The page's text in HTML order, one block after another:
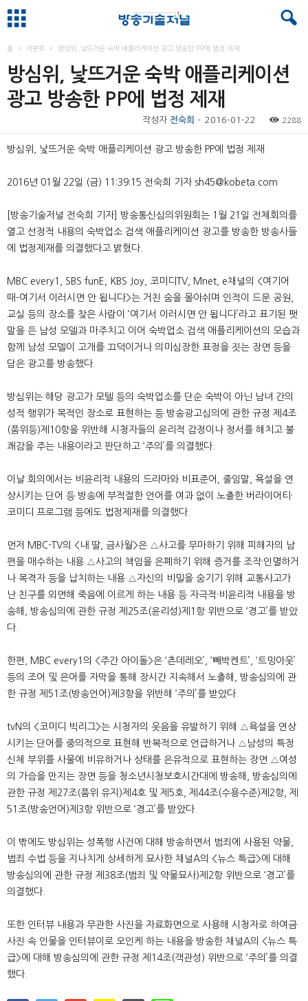
홈 미분류 방심위, 낯뜨거운 숙박 애플리케이션 광고 방송한 PP에 법정 제재
방심위, 낯뜨거운 숙박 애플리케이션
광고 방송한 PP에 법정 제재
작성자 전숙희 - 2016-01-22 2288
방심위, 낯뜨거운 숙박 애플리케이션 광고 방송한 PP에 법정 제재
2016년 01월 22일 (금) 11:39:15 전숙희 기자 sh45@kobeta.com
[방송기술저널 전숙희 기자] 방송통신심의위원회는 1월 21일 전체회의를
열고 선정적 내용의 숙박업소 검색 애플리케이션 광고를 방송한 방송사들
에 법정제재를 의결했다고 밝혔다.
MBC every1, SBS funE, KBS Joy, 코미디TV, Mnet, e채널의 <여기어
때-여기서 이러시면 안 됩니다>는 거친 숨을 몰아쉬며 인적이 드문 공원,
교실 등의 장소를 찾은 사람이 ‘여기서 이러시면 안 됩니다’라고 표기된 팻
말을 든 남성 모델과 마주치고 이어 숙박업소 검색 애플리케이션의 모습과
함께 남성 모델이 고개를 끄덕이거나 의미심장한 표정을 짓는 장면 등을
담은 광고를 방송했다.
방심위는 해당 광고가 모텔 등의 숙박업소를 단순 숙박이 아닌 남녀 간의
성적 행위가 목적인 장소로 표현하는 등 방송광고심의에 관한 규정 제4조
(품위등)제10항을 위반해 시청자들의 윤리적 감정이나 정서를 해치고 불
쾌감을 주는 내용이라고 판단하고 ‘주의’를 의결했다.
이날 회의에서는 비윤리적 내용의 드라마와 비표준어, 줄임말, 욕설을 연
상시키는 단어 등 방송에 부적절한 언어를 여과 없이 노출한 버라이어티·
코미디 프로그램 등에도 법정제재를 의결했다.
먼저 MBC-TV의 <내 딸, 금사월>은 △사고를 무마하기 위해 피해자의 남
편을 매수하는 내용 △사고의 책임을 은폐하기 위해 증거를 조작·인멸하거
나 목격자 등을 납치하는 내용 △자신의 비밀을 숨기기 위해 교통사고가
난 친구를 외면해 죽음에 이르게 하는 내용 등 자극적·비윤리적 내용을 방
송해, 방송심의에 관한 규정 제25조(윤리성)제1항 위반으로 ‘경고’를 받았
다.
한편, MBC every1의 <주간 아이돌>은 ‘츤데레오’, ‘빼박켄트’, ‘트밍아웃’
등의 조어 및 은어를 자막을 통해 장시간 지속해서 노출해, 방송심의에 관
한 규정 제51조(방송언어)제3항을 위반해 ‘주의’를 받았다.
tvN의 <코미디 빅리그>는 시청자의 웃음을 유발하기 위해 △욕설을 연상
시키는 단어를 중의적으로 표현해 반복적으로 언급하거나 △남성의 특정
신체 부위를 사물에 비유하거나 상태를 은유적으로 표현하는 장면 △여성
의 가슴을 만지는 장면 등을 청소년시청보호시간대에 방송해, 방송심의에
관한 규정 제27조(품위 유지)제4호 및 제5호, 제44조(수용수준)제2항, 제
51조(방송언어)제3항 위반으로 ‘경고’를 받았다.
이 밖에도 방심위는 성폭행 사건에 대해 방송하면서 범죄에 사용된 약물,
범죄 수법 등을 지나치게 상세하게 묘사한 채널A의 <뉴스 특급>에 대해
방송심의에 관한 규정 제38조(범죄 및 약물묘사)제2항 위반으로 ‘경고’를
의결했다.
또한 인터뷰 내용과 무관한 사진을 자료화면으로 사용해 시청자로 하여금
사진 속 인물을 인터뷰이로 오인케 하는 내용을 방송한 채널A의 <뉴스 특
급>에 대해 방송심의에 관한 규정 제14조(객관성) 위반으로 ‘주의’를 의결
했다.